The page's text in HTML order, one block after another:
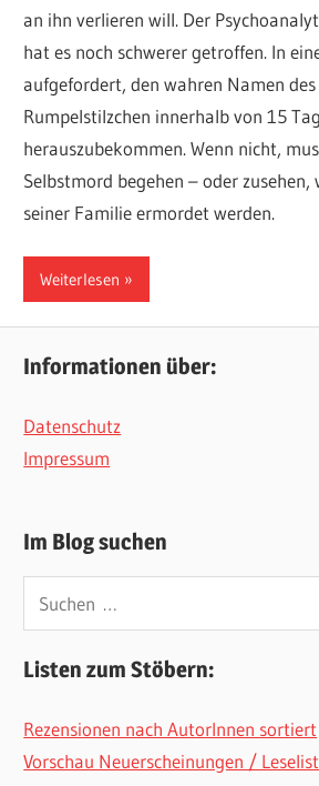
an ihn verlieren will. Der
hat es noch schwerer getroffen. In
aufgefordert, den wahren Namen
Rumpelstilzchen innerhalb von 15
herauszubekommen. Wenn nicht,
Selbstmord begehen – oder
seiner Familie ermordet werden.
Weiterlesen
Informationen über:
Datenschutz
Impressum
Im Blog suchen
Listen zum Stöbern:
Rezensionen nach AutorInnen sortiert
Vorschau Neuerscheinungen /